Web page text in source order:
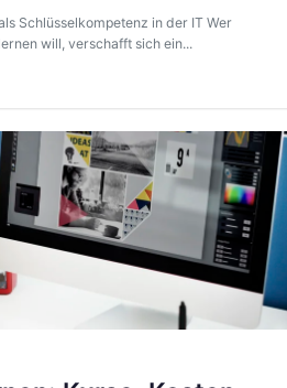
Schlüsselkompetenz in der IT Wer
will, verschafft sich ein...